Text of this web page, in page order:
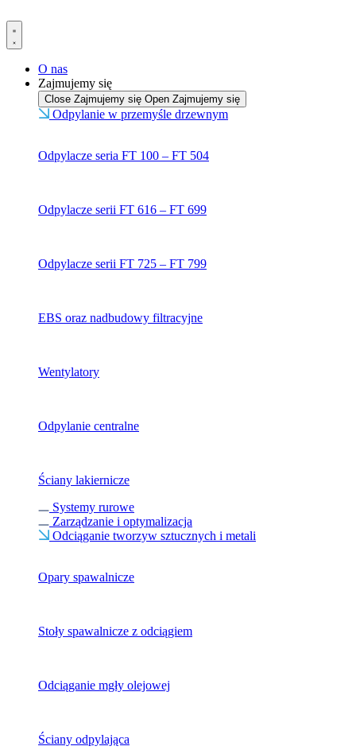
do
treści
O nas
Zajmujemy się
Close Zajmujemy się Open Zajmujemy się
Odpylanie w przemyśle drzewnym
Odpylacze seria FT 100 – FT 504
Odpylacze serii FT 616 – FT 699
Odpylacze serii FT 725 – FT 799
EBS oraz nadbudowy filtracyjne
Wentylatory
Odpylanie centralne
Ściany lakiernicze
Systemy rurowe
Zarządzanie i optymalizacja
Odciąganie tworzyw sztucznych i metali
Opary spawalnicze
Stoły spawalnicze z odciągiem
Odciąganie mgły olejowej
Ściany odpylająca